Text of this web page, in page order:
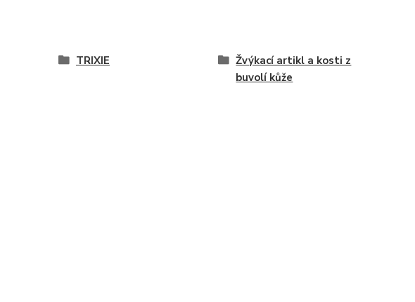
TRIXIE
Žvýkací artikl a kosti z
buvolí kůže